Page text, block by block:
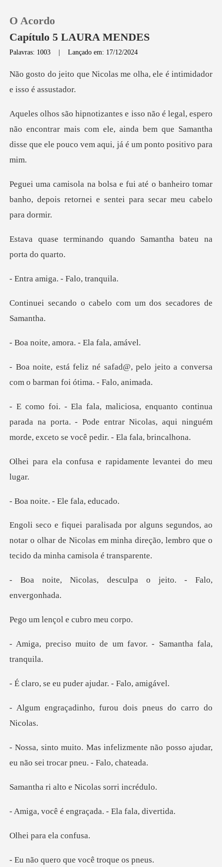
0
Histórico
Baixar App
O Acordo
Capítulo 5 LAURA MENDES
Palavras: 1003 |Lançado em: 17/12/2024
olas me olha, ele é intimi
o
não encontrar mais com ele, ainda bem que Samantha
disse
banheiro tomar
banho, depois retornei e
do quando Samantha bat
iga. - Falo
cabelo com um dos sec
amora. - Ela
@, pelo jeito a conversa
com o ba
a
parada na porta. - Pode entrar Nicolas, aqui ninguém
usa e rapidamente le
e. - Ele fa
s, ao
notar o olhar de Nicolas em minha direção, le
, desculpa o jeito. -
nçol e cubr
to de um favor. - Sam
u puder ajudar.
o, furou dois pneus
zmente não posso ajudar,
eu não s
to e Nicolas so
engraçada. - El
ara ela
o que você tro